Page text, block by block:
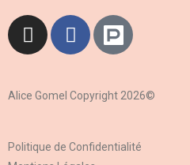
Alice Gomel Copyright 2026©​
Politique de Confidentialité